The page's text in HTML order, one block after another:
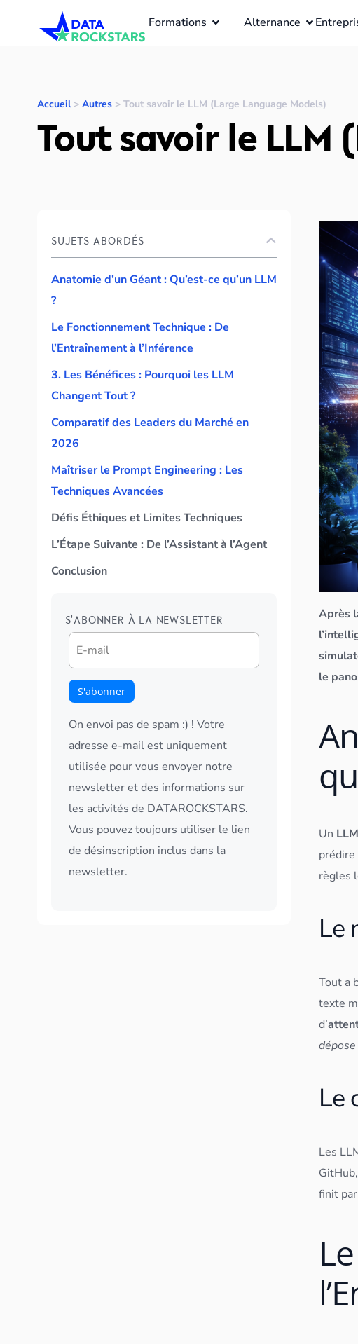
Formations Alternance
Accueil> Autres> Tout savoir le LLM (Large Language Models)
Tout savoir le LLM
SUJETS ABORDÉS
Anatomie d’un Géant : Qu’est-ce qu’un LLM
?
Le Fonctionnement Technique : De
l’Entraînement à l’Inférence
3. Les Bénéfices : Pourquoi les LLM
Changent Tout ?
Comparatif des Leaders du Marché en
2026
Maîtriser le Prompt Engineering : Les
Techniques Avancées
Défis Éthiques et Limites Techniques
L’Étape Suivante : De l’Assistant à l’Agent
Conclusion
S'ABONNER À LA NEWSLETTER
On envoi pas de spam :) ! Votre
adresse e-mail est uniquement
utilisée pour vous envoyer notre
newsletter et des informations sur
les activités de DATAROCKSTARS.
Vous pouvez toujours utiliser le lien
de désinscription inclus dans la
newsletter.
Après
le
Un LLM
règles
Le
Tout a
texte
d’
Le
Les
GitHub
finit